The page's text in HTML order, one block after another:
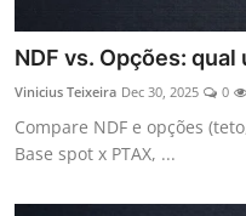
NDF vs. Opções:
Vinicius Teixeira Dec 30, 2025 0
Compare NDF e opções
Base spot x PTAX, ...